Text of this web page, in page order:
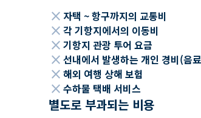
close 자택 ~ 항구까지의 교통비
close 각 기항지에서의 이동비
close 기항지 관광 투어 요금
close 선내에서 발생하는 개인 경비(음
close 해외 여행 상해 보험
close 수하물 택배 서비스
별도로 부과되는 비용